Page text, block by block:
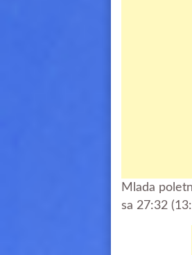
Mlada
sa 27:32